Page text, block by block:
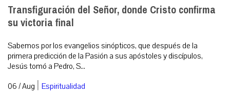
Transfiguración del Señor, donde Cristo confirma
su victoria final
Sabemos por los evangelios sinópticos, que después de la
primera predicción de la Pasión a sus apóstoles y discípulos,
Jesús tomó a Pedro, S...
06 / Aug | Espiritualidad